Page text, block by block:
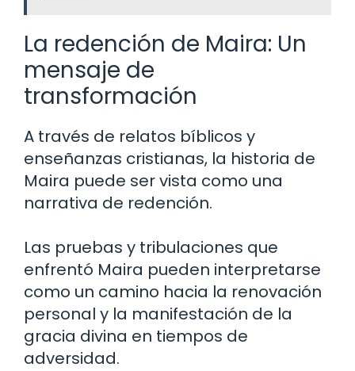
La redención de Maira: Un
mensaje de
transformación
A través de relatos bíblicos y
enseñanzas cristianas, la historia de
Maira puede ser vista como una
narrativa de redención.
Las pruebas y tribulaciones que
enfrentó Maira pueden interpretarse
como un camino hacia la renovación
personal y la manifestación de la
gracia divina en tiempos de
adversidad.